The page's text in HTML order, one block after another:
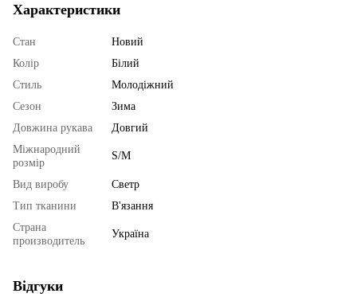
Характеристики
Стан
Новий
Колір
Білий
Стиль
Молодіжний
Сезон
Зима
Довжина рукава
Довгий
Міжнародний
розмір
S/M
Вид виробу
Светр
Тип тканини
В'язання
Страна
производитель
Україна
Відгуки